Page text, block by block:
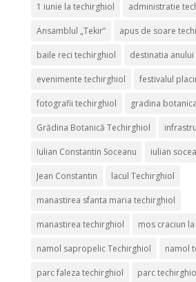
1 iunie la techirghiol administratie
Ansamblul „Tekir” apus de soare
baile reci techirghiol destinatia anului
evenimente techirghiol festivalul
fotografii techirghiol gradina
Grădina Botanică Techirghiol
Iulian Constantin Soceanu iulian
Jean Constantin lacul Techirghiol
manastirea sfanta maria techirghiol
manastirea techirghiol mos craciun
namol sapropelic Techirghiol namol
parc faleza techirghiol parc